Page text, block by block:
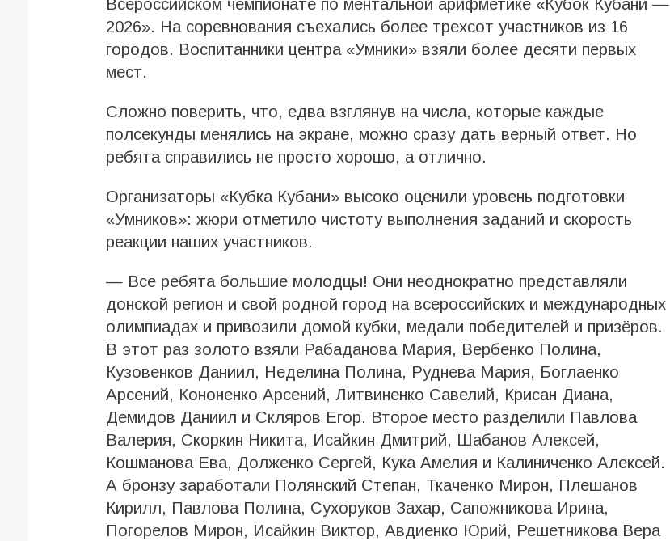
Всероссийском чемпионате по ментальной арифметике «Кубок Кубани —
2026». На соревнования съехались более трехсот участников из 16
городов. Воспитанники центра «Умники» взяли более десяти первых
мест.
Сложно поверить, что, едва взглянув на числа, которые каждые
полсекунды менялись на экране, можно сразу дать верный ответ. Но
ребята справились не просто хорошо, а отлично.
Организаторы «Кубка Кубани» высоко оценили уровень подготовки
«Умников»: жюри отметило чистоту выполнения заданий и скорость
реакции наших участников.
— Все ребята большие молодцы! Они неоднократно представляли
донской регион и свой родной город на всероссийских и международных
олимпиадах и привозили домой кубки, медали победителей и призёров.
В этот раз золото взяли Рабаданова Мария, Вербенко Полина,
Кузовенков Даниил, Неделина Полина, Руднева Мария, Боглаенко
Арсений, Кононенко Арсений, Литвиненко Савелий, Крисан Диана,
Демидов Даниил и Скляров Егор. Второе место разделили Павлова
Валерия, Скоркин Никита, Исайкин Дмитрий, Шабанов Алексей,
Кошманова Ева, Долженко Сергей, Кука Амелия и Калиниченко Алексей.
А бронзу заработали Полянский Степан, Ткаченко Мирон, Плешанов
Кирилл, Павлова Полина, Сухоруков Захар, Сапожникова Ирина,
Погорелов Мирон, Исайкин Виктор, Авдиенко Юрий, Решетникова Вера